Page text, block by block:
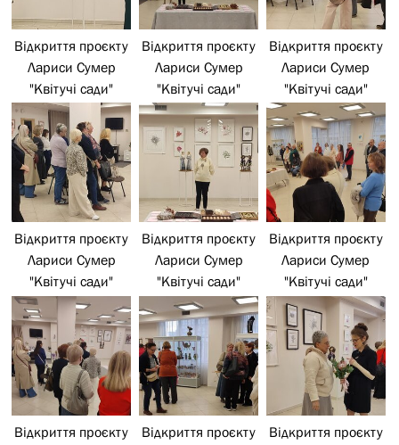
Відкриття проєкту
Лариси Сумер
"Квітучі сади"
Відкриття проєкту
Лариси Сумер
"Квітучі сади"
Відкриття проєкту
Лариси Сумер
"Квітучі сади"
Відкриття проєкту
Лариси Сумер
"Квітучі сади"
Відкриття проєкту
Лариси Сумер
"Квітучі сади"
Відкриття проєкту
Лариси Сумер
"Квітучі сади"
Відкриття проєкту
Відкриття проєкту
Відкриття проєкту